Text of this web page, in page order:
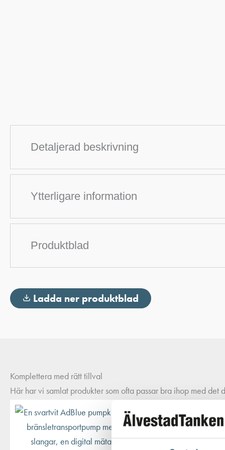
Detaljerad beskrivning
Ytterligare information
Produktblad
Ladda ner produktblad
Komplettera med rätt tillval
Här har vi samlat produkter som ofta passar bra ihop med det